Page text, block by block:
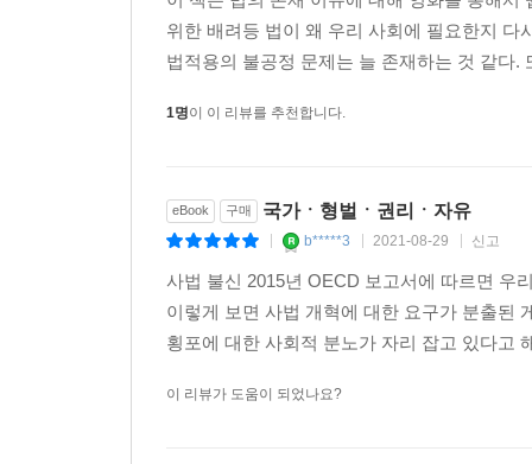
위한 배려등 법이 왜 우리 사회에 필요한지
법적용의 불공정 문제는 늘 존재하는 것 같다
1명이 이 리뷰를 추천합니다.
eBook 구매 국가ㆍ형벌ㆍ권리ㆍ자유
b*****3 2021-08-29 신고
사법 불신 2015년 OECD 보고서에 따르면 우
이렇게 보면 사법 개혁에 대한 요구가 분출된
횡포에 대한 사회적 분노가 자리 잡고 있다고
이 리뷰가 도움이 되었나요?